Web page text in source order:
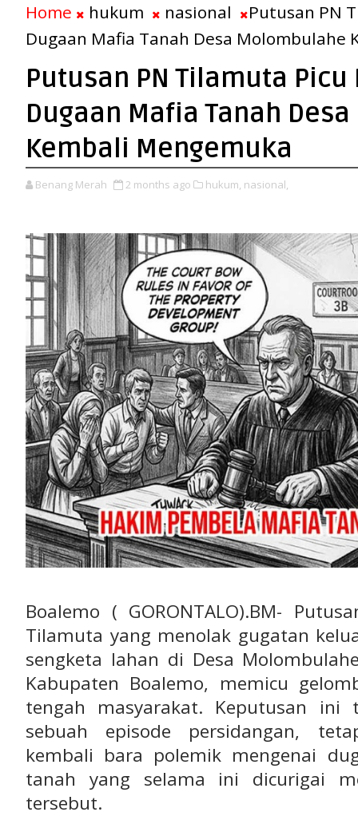
Home hukum nasional
Putusan PN
Dugaan Mafia Tanah Desa Molombulahe
Putusan PN Tilamuta
Dugaan Mafia Tanah
Kembali Mengemuka
Benang Merah 2 months ago hukum, nasional,
Boalemo ( GORONTALO).BM-
Tilamuta yang menolak gugatan
sengketa lahan di Desa
Kabupaten Boalemo, memicu
tengah masyarakat. Keputusan ini
sebuah episode persidangan,
kembali bara polemik mengenai
tanah yang selama ini dicurigai
tersebut.